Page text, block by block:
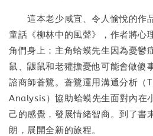
這本老少咸宜、令人愉悅的作
童話《柳林中的風聲》，作者將心
角們身上：主角蛤蟆先生因為憂鬱
鼠、鼴鼠和老獾擔憂他可能會做傻
諮商師蒼鷺。蒼鷺運用溝通分析
Analysis）協助蛤蟆先生面對內在
己的感覺，發展情緒智商。到了書
朗，展開全新的旅程。